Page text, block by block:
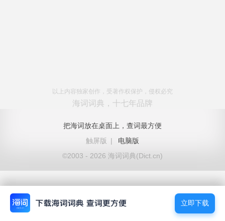
以上内容独家创作，受著作权保护，侵权必究
海词词典，十七年品牌
把海词放在桌面上，查词最方便
触屏版
|
电脑版
©2003 - 2026 海词词典(Dict.cn)
立即下载
立即下载